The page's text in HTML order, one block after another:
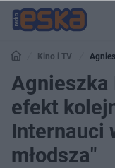
Kino i TV
Internauci wprost: "20 lat
Agnieszka
efekt
Internauci
młodsza"